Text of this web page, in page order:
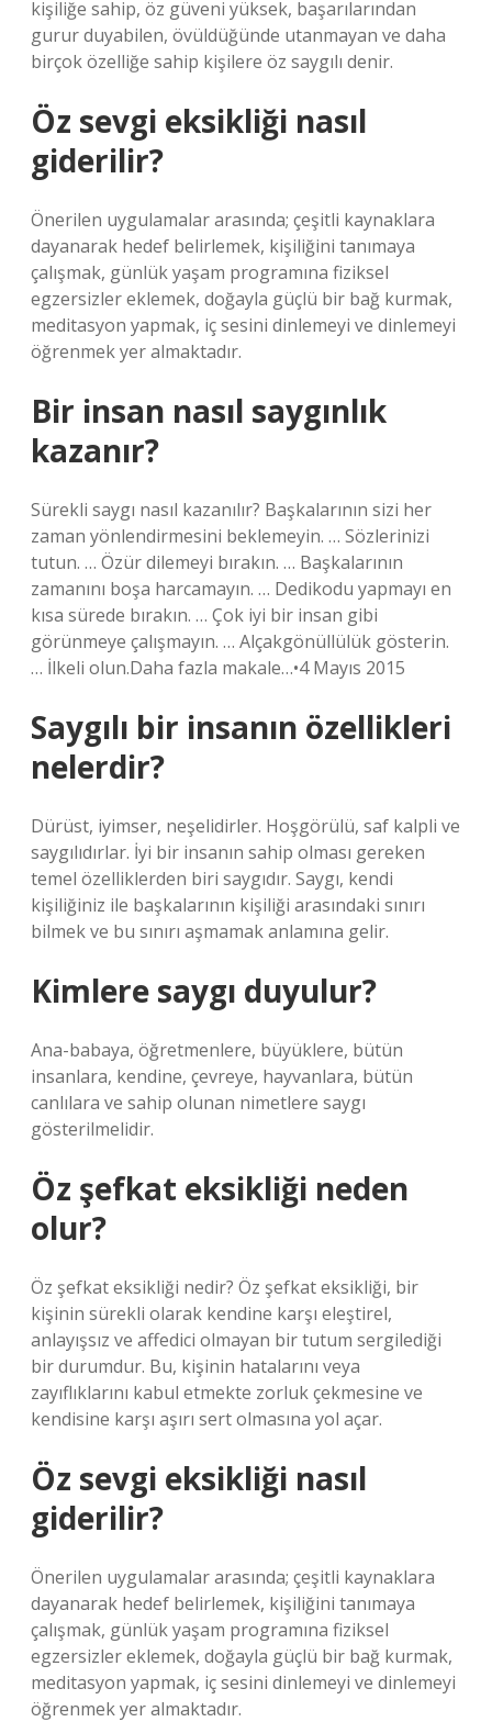
kişiliğe sahip, öz güveni yüksek, başarılarından
gurur duyabilen, övüldüğünde utanmayan ve daha
birçok özelliğe sahip kişilere öz saygılı denir.
Öz sevgi eksikliği nasıl
giderilir?
Önerilen uygulamalar arasında; çeşitli kaynaklara
dayanarak hedef belirlemek, kişiliğini tanımaya
çalışmak, günlük yaşam programına fiziksel
egzersizler eklemek, doğayla güçlü bir bağ kurmak,
meditasyon yapmak, iç sesini dinlemeyi ve dinlemeyi
öğrenmek yer almaktadır.
Bir insan nasıl saygınlık
kazanır?
Sürekli saygı nasıl kazanılır? Başkalarının sizi her
zaman yönlendirmesini beklemeyin. … Sözlerinizi
tutun. … Özür dilemeyi bırakın. … Başkalarının
zamanını boşa harcamayın. … Dedikodu yapmayı en
kısa sürede bırakın. … Çok iyi bir insan gibi
görünmeye çalışmayın. … Alçakgönüllülük gösterin.
… İlkeli olun.Daha fazla makale…•4 Mayıs 2015
Saygılı bir insanın özellikleri
nelerdir?
Dürüst, iyimser, neşelidirler. Hoşgörülü, saf kalpli ve
saygılıdırlar. İyi bir insanın sahip olması gereken
temel özelliklerden biri saygıdır. Saygı, kendi
kişiliğiniz ile başkalarının kişiliği arasındaki sınırı
bilmek ve bu sınırı aşmamak anlamına gelir.
Kimlere saygı duyulur?
Ana-babaya, öğretmenlere, büyüklere, bütün
insanlara, kendine, çevreye, hayvanlara, bütün
canlılara ve sahip olunan nimetlere saygı
gösterilmelidir.
Öz şefkat eksikliği neden
olur?
Öz şefkat eksikliği nedir? Öz şefkat eksikliği, bir
kişinin sürekli olarak kendine karşı eleştirel,
anlayışsız ve affedici olmayan bir tutum sergilediği
bir durumdur. Bu, kişinin hatalarını veya
zayıflıklarını kabul etmekte zorluk çekmesine ve
kendisine karşı aşırı sert olmasına yol açar.
Öz sevgi eksikliği nasıl
giderilir?
Önerilen uygulamalar arasında; çeşitli kaynaklara
dayanarak hedef belirlemek, kişiliğini tanımaya
çalışmak, günlük yaşam programına fiziksel
egzersizler eklemek, doğayla güçlü bir bağ kurmak,
meditasyon yapmak, iç sesini dinlemeyi ve dinlemeyi
öğrenmek yer almaktadır.